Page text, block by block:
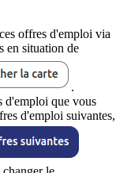
offres d'emploi via
en situation de
.
d'emploi que vous
d'emploi suivantes,